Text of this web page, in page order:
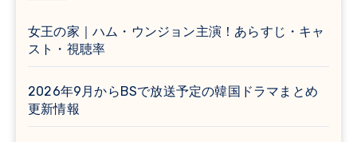
女王の家｜ハム・ウンジョン主演！あらすじ・キャ
スト・視聴率
2026年9月からBSで放送予定の韓国ドラマまとめ
更新情報